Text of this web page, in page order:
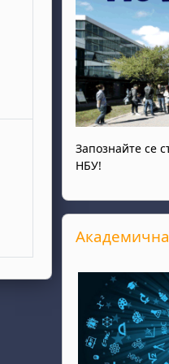
Запознайте се
НБУ!
Прескочи